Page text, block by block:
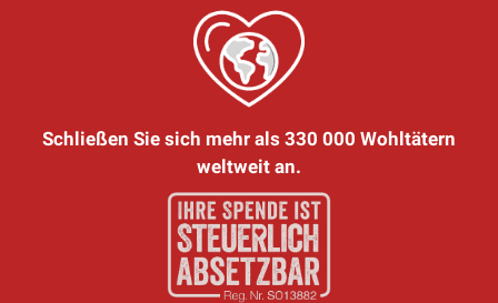
Schließen Sie sich mehr als 330 000 Wohltätern
weltweit an.